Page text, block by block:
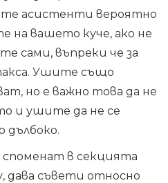
асистенти вероятно
вашето куче, ако не
сами, въпреки че за
Ушите също
но е важно това да не
и ушите да не се
дълбоко.
споменат в секцията
дава съвети относно